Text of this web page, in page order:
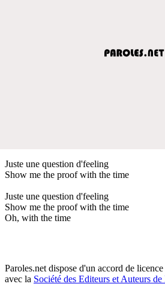
Juste une question d'feeling
Show me the proof with the time
Juste une question d'feeling
Show me the proof with the time
Oh, with the time
Paroles.net dispose d'un accord de
avec la Société des Editeurs et Auteurs